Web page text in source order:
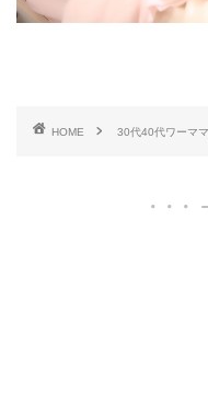
HOME 30代40代ワーマ